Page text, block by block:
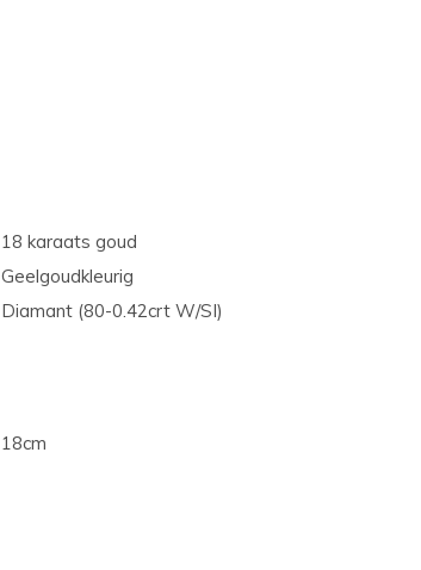
18 karaats goud
Geelgoudkleurig
Diamant (80-0.42crt W/SI)
18cm